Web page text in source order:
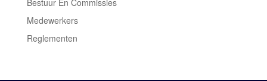
Medewerkers
Reglementen